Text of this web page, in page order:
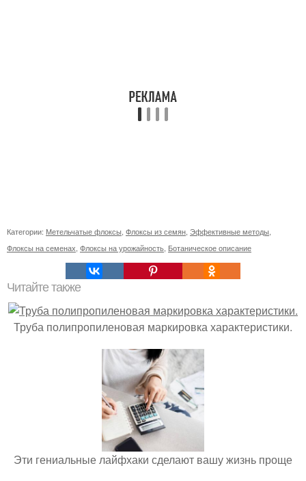
Категории: Метельчатые флоксы, Флоксы из семян, Эффективные методы,
Флоксы на семенах, Флоксы на урожайность, Ботаническое описание
Читайте также
Труба полипропиленовая маркировка характеристики.
Эти гениальные лайфхаки сделают вашу жизнь проще